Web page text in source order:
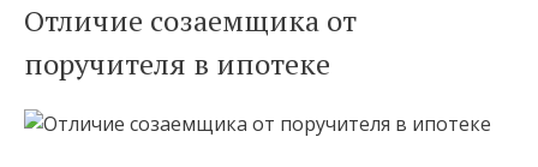
Отличие созаемщика от
поручителя в ипотеке